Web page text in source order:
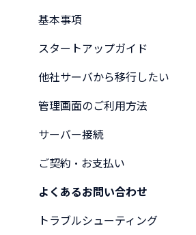
基本事項
スタートアップガイド
他社サーバから移行したい
管理画面のご利用方法
サーバー接続
ご契約・お支払い
よくあるお問い合わせ
トラブルシューティング